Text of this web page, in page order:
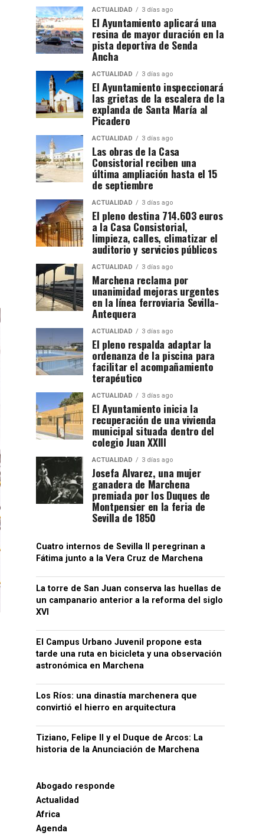
ACTUALIDAD 3 días ago
El Ayuntamiento aplicará una
resina de mayor duración en la
pista deportiva de Senda
Ancha
ACTUALIDAD 3 días ago
El Ayuntamiento inspeccionará
las grietas de la escalera de la
explanda de Santa María al
Picadero
ACTUALIDAD 3 días ago
Las obras de la Casa
Consistorial reciben una
última ampliación hasta el 15
de septiembre
ACTUALIDAD 3 días ago
El pleno destina 714.603 euros
a la Casa Consistorial,
limpieza, calles, climatizar el
auditorio y servicios públicos
ACTUALIDAD 3 días ago
Marchena reclama por
unanimidad mejoras urgentes
en la línea ferroviaria Sevilla-
Antequera
ACTUALIDAD 3 días ago
El pleno respalda adaptar la
ordenanza de la piscina para
facilitar el acompañamiento
terapéutico
ACTUALIDAD 3 días ago
El Ayuntamiento inicia la
recuperación de una vivienda
municipal situada dentro del
colegio Juan XXIII
ACTUALIDAD 3 días ago
Josefa Alvarez, una mujer
ganadera de Marchena
premiada por los Duques de
Montpensier en la feria de
Sevilla de 1850
Cuatro internos de Sevilla II peregrinan a
Fátima junto a la Vera Cruz de Marchena
La torre de San Juan conserva las huellas de
un campanario anterior a la reforma del siglo
XVI
El Campus Urbano Juvenil propone esta
tarde una ruta en bicicleta y una observación
astronómica en Marchena
Los Ríos: una dinastía marchenera que
convirtió el hierro en arquitectura
Tiziano, Felipe II y el Duque de Arcos: La
historia de la Anunciación de Marchena
Abogado responde
Actualidad
Africa
Agenda